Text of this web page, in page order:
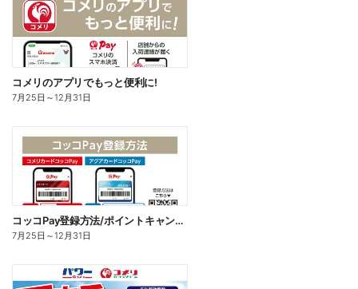
コメリのアプリでもっと便利に!
7月25日 ～12月31日
コッコPay登録方法/ポイントキャンペーン応募方法
7月25日 ～12月31日